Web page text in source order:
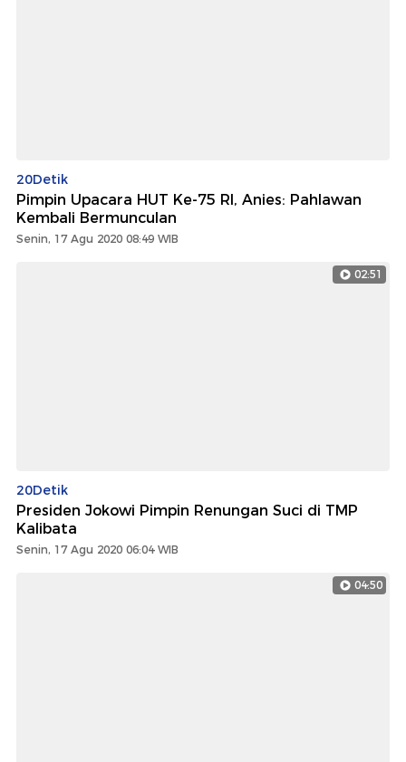
20Detik
Pimpin Upacara HUT Ke-75 RI, Anies: Pahlawan
Kembali Bermunculan
Senin, 17 Agu 2020 08:49 WIB
02:51
20Detik
Presiden Jokowi Pimpin Renungan Suci di TMP
Kalibata
Senin, 17 Agu 2020 06:04 WIB
04:50